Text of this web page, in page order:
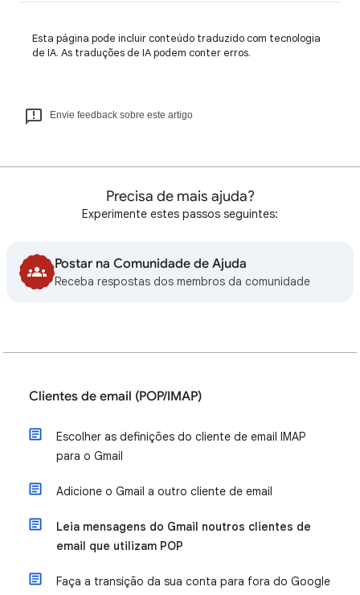
Esta página pode incluir conteúdo traduzido com tecnologia
de IA. As traduções de IA podem conter erros.
Envie feedback sobre este artigo
Precisa de mais ajuda?
Experimente estes passos seguintes:
Postar na Comunidade de Ajuda
Receba respostas dos membros da comunidade
Clientes de email (POP/IMAP)
Escolher as definições do cliente de email IMAP
para o Gmail
Adicione o Gmail a outro cliente de email
Leia mensagens do Gmail noutros clientes de
email que utilizam POP
Faça a transição da sua conta para fora do Google